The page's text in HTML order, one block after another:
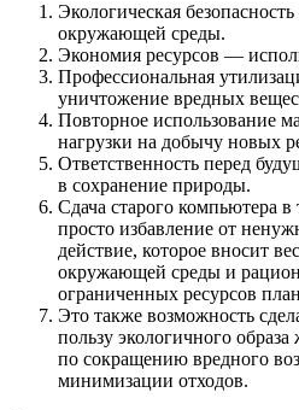
Экологическая
окружающей среды.
Экономия ресурсов —
Профессиональная
уничтожение вредных
Повторное использование
нагрузки на добычу новых
Ответственность перед
в сохранение природы.
Сдача старого компьютера
просто избавление от
действие, которое вносит
окружающей среды и
ограниченных ресурсов
Это также возможность
пользу экологичного
по сокращению вредного
минимизации отходов.